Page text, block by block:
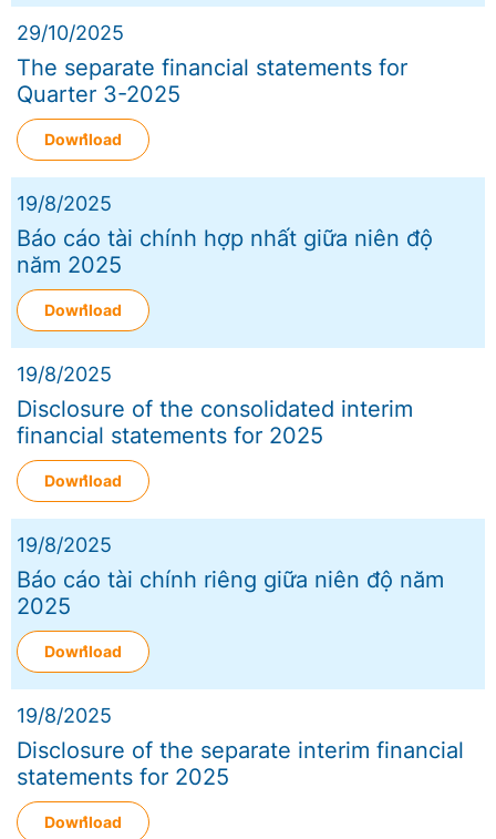
29/10/2025
The separate financial statements for
Quarter 3-2025
Download
19/8/2025
Báo cáo tài chính hợp nhất giữa niên độ
năm 2025
Download
19/8/2025
Disclosure of the consolidated interim
financial statements for 2025
Download
19/8/2025
Báo cáo tài chính riêng giữa niên độ năm
2025
Download
19/8/2025
Disclosure of the separate interim financial
statements for 2025
Download